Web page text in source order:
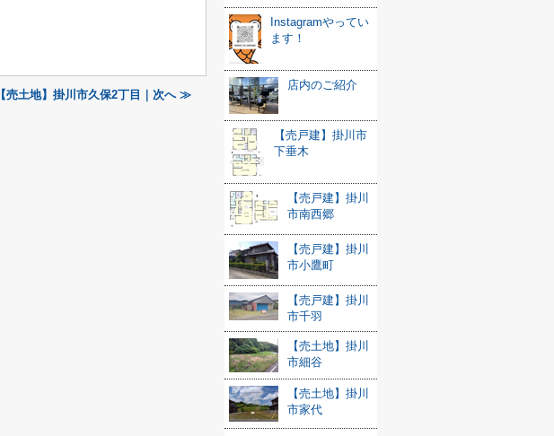
【売土地】掛川市久保2丁目｜次へ ≫
Instagramやってい
ます！
店内のご紹介
【売戸建】掛川市
下垂木
【売戸建】掛川
市南西郷
【売戸建】掛川
市小鷹町
【売戸建】掛川
市千羽
【売土地】掛川
市細谷
【売土地】掛川
市家代